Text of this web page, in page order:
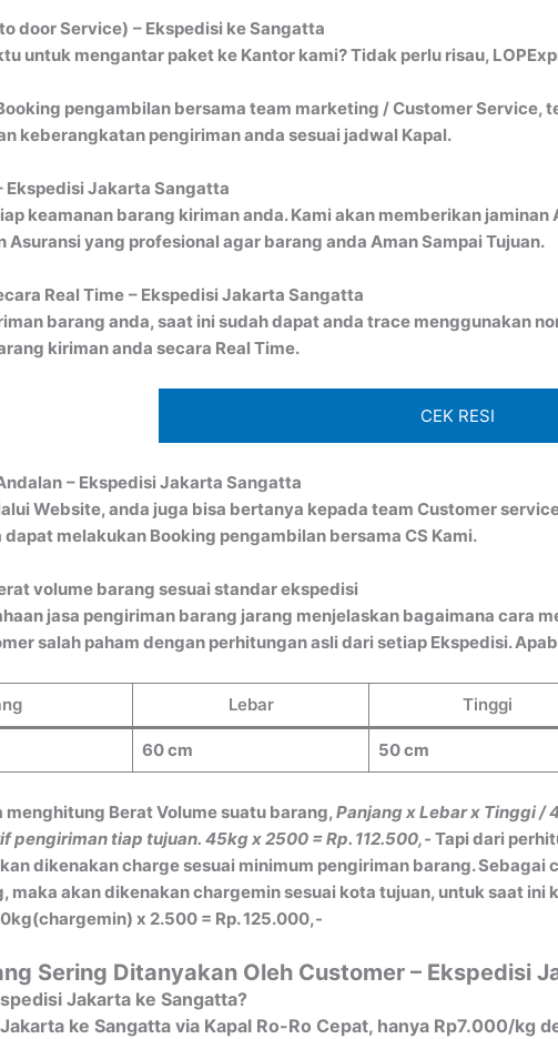
door Service) – Ekspedisi ke Sangatta
untuk mengantar paket ke Kantor kami? Tidak perlu risau,
pengambilan bersama team marketing / Customer Service,
keberangkatan pengiriman anda sesuai jadwal Kapal.
Ekspedisi Jakarta Sangatta
keamanan barang kiriman anda. Kami akan memberikan
Asuransi yang profesional agar barang anda Aman Sampai Tujuan.
Real Time – Ekspedisi Jakarta Sangatta
barang anda, saat ini sudah dapat anda trace menggunakan
kiriman anda secara Real Time.
CEK RESI
– Ekspedisi Jakarta Sangatta
Website, anda juga bisa bertanya kepada team Customer
melakukan Booking pengambilan bersama CS Kami.
volume barang sesuai standar ekspedisi
jasa pengiriman barang jarang menjelaskan bagaimana cara
salah paham dengan perhitungan asli dari setiap Ekspedisi.
Lebar Tinggi
60 cm 50 cm
menghitung Berat Volume suatu barang,Panjang x Lebar x Tinggi /
pengiriman tiap tujuan. 45kg x 2500 = Rp. 112.500,- Tapi dari
dikenakan charge sesuai minimum pengiriman barang.
maka akan dikenakan chargemin sesuai kota tujuan, untuk saat
x 2.500 = Rp. 125.000,-
Sering Ditanyakan Oleh Customer – Ekspedisi
Jakarta ke Sangatta?
ke Sangatta via Kapal Ro-Ro Cepat, hanya Rp7.000/kg